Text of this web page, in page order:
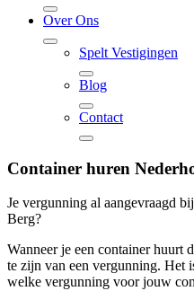
Over Ons
Spelt Vestigingen
Blog
Contact
Container huren
Je vergunning al aangevraagd
Berg?
Wanneer je een container huurt
te zijn van een vergunning. Het
welke vergunning voor jouw